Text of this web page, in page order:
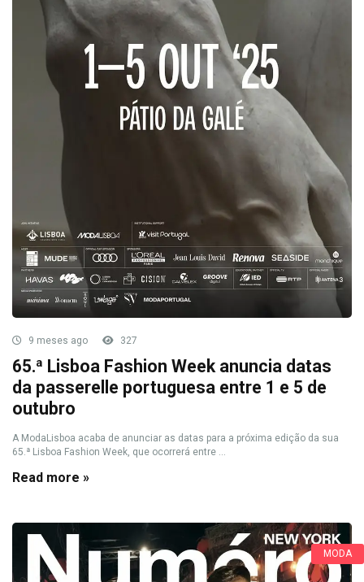
9 meses ago 327
65.ª Lisboa Fashion Week anuncia datas
da passerelle portuguesa entre 1 e 5 de
outubro
A ModaLisboa acaba de anunciar as datas para a próxima edição da sua
65.ª Lisboa Fashion Week, que ocorrerá entre ...
Read more »
MODA